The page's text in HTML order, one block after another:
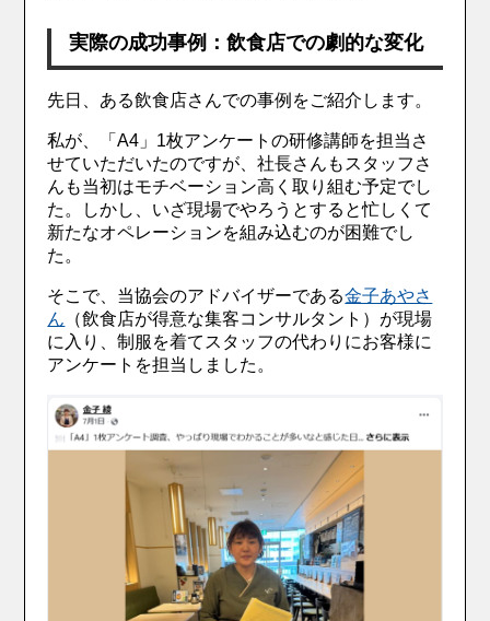
実際の成功事例：飲食店での劇的な変化
先日、ある飲食店さんでの事例をご紹介します。
私が、「A4」1枚アンケートの研修講師を担当さ
せていただいたのですが、社長さんもスタッフさ
んも当初はモチベーション高く取り組む予定でし
た。しかし、いざ現場でやろうとすると忙しくて
新たなオペレーションを組み込むのが困難でし
た。
そこで、当協会のアドバイザーである金子あやさ
ん （飲食店が得意な集客コンサルタント）が現場
に入り、制服を着てスタッフの代わりにお客様に
アンケートを担当しました。